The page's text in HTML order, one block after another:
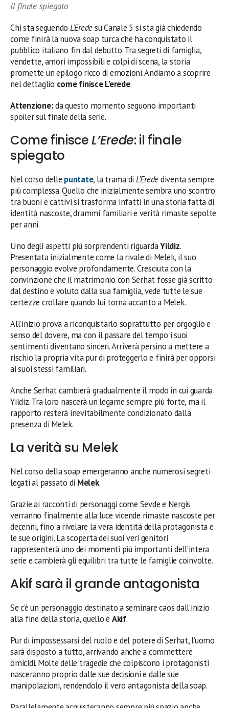
Il finale spiegato
Chi sta seguendo L’Eredesu Canale 5 si sta già chiedendo
come finirà la nuova soap turca che ha conquistato il
pubblico italiano fin dal debutto. Tra segreti di famiglia,
vendette, amori impossibili e colpi di scena, la storia
promette un epilogo ricco di emozioni. Andiamo a scoprire
nel dettaglio come finisce L’erede.
Attenzione:da questo momento seguono importanti
spoiler sul finale della serie.
Come finisceL’Erede: il finale
spiegato
Nel corso delle puntate, la trama di L’Eredediventa sempre
più complessa. Quello che inizialmente sembra uno scontro
tra buoni e cattivi si trasforma infatti in una storia fatta di
identità nascoste, drammi familiari e verità rimaste sepolte
per anni.
Uno degli aspetti più sorprendenti riguardaYildiz.
Presentata inizialmente come la rivale di Melek, il suo
personaggio evolve profondamente. Cresciuta con la
convinzione che il matrimonio con Serhat fosse già scritto
dal destino e voluto dalla sua famiglia, vede tutte le sue
certezze crollare quando lui torna accanto a Melek.
All’inizio prova a riconquistarlo soprattutto per orgoglio e
senso del dovere, ma con il passare del tempo i suoi
sentimenti diventano sinceri. Arriverà persino a mettere a
rischio la propria vita pur di proteggerlo e finirà per opporsi
ai suoi stessi familiari.
Anche Serhat cambierà gradualmente il modo in cui guarda
Yildiz. Tra loro nascerà un legame sempre più forte, ma il
rapporto resterà inevitabilmente condizionato dalla
presenza di Melek.
La verità su Melek
Nel corso della soap emergeranno anche numerosi segreti
legati al passato di Melek.
Grazie ai racconti di personaggi come Sevde e Nergis
verranno finalmente alla luce vicende rimaste nascoste per
decenni, fino a rivelare la vera identità della protagonista e
le sue origini. La scoperta dei suoi veri genitori
rappresenterà uno dei momenti più importanti dell’intera
serie e cambierà gli equilibri tra tutte le famiglie coinvolte.
Akif sarà il grande antagonista
Se c’è un personaggio destinato a seminare caos dall’inizio
alla fine della storia, quello è Akif.
Pur di impossessarsi del ruolo e del potere di Serhat, l’uomo
sarà disposto a tutto, arrivando anche a commettere
omicidi. Molte delle tragedie che colpiscono i protagonisti
nasceranno proprio dalle sue decisioni e dalle sue
manipolazioni, rendendolo il vero antagonista della soap.